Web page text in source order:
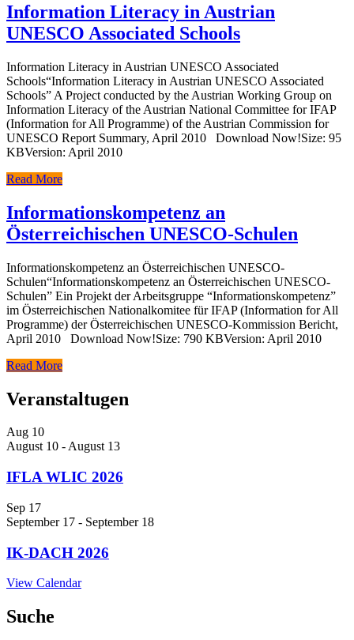
Information Literacy in Austrian
UNESCO Associated Schools
Information Literacy in Austrian UNESCO Associated
Schools“Information Literacy in Austrian UNESCO Associated
Schools” A Project conducted by the Austrian Working Group on
Information Literacy of the Austrian National Committee for IFAP
(Information for All Programme) of the Austrian Commission for
UNESCO Report Summary, April 2010 Download Now!Size: 95
KBVersion: April 2010
Read More
Informationskompetenz an
Österreichischen UNESCO-Schulen
Informationskompetenz an Österreichischen UNESCO-
Schulen“Informationskompetenz an Österreichischen UNESCO-
Schulen” Ein Projekt der Arbeitsgruppe “Informationskompetenz”
im Österreichischen Nationalkomitee für IFAP (Information for All
Programme) der Österreichischen UNESCO-Kommission Bericht,
April 2010 Download Now!Size: 790 KBVersion: April 2010
Read More
Veranstaltugen
Aug 10
August 10 -August 13
IFLA WLIC 2026
Sep 17
September 17 - September 18
IK-DACH 2026
View Calendar
Suche